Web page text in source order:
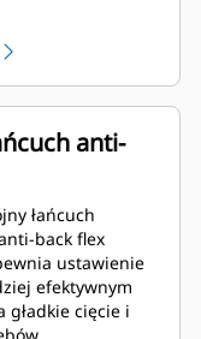
anti-
łańcuch
back flex
ustawienie
efektywnym
gładkie cięcie i